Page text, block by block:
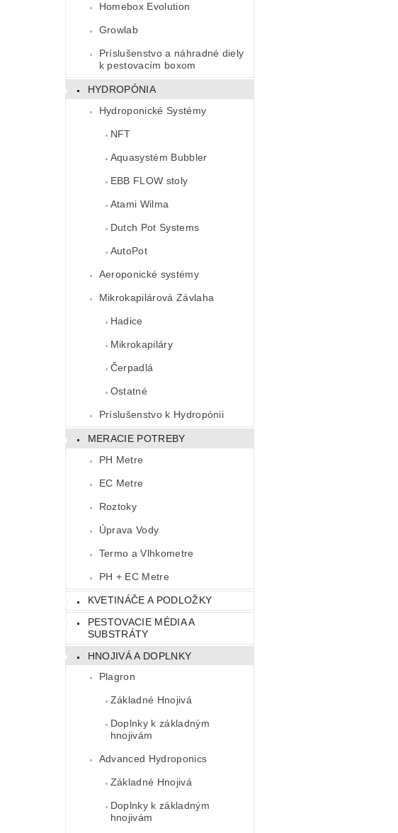
Homebox Evolution
Growlab
Príslušenstvo a náhradné diely
k pestovacím boxom
HYDROPÓNIA
Hydroponické Systémy
NFT
Aquasystém Bubbler
EBB FLOW stoly
Atami Wilma
Dutch Pot Systems
AutoPot
Aeroponické systémy
Mikrokapilárová Závlaha
Hadice
Mikrokapiláry
Čerpadlá
Ostatné
Príslušenstvo k Hydropónii
MERACIE POTREBY
PH Metre
EC Metre
Roztoky
Úprava Vody
Termo a Vlhkometre
PH + EC Metre
KVETINÁČE A PODLOŽKY
PESTOVACIE MÉDIA A
SUBSTRÁTY
HNOJIVÁ A DOPLNKY
Plagron
Základné Hnojivá
Doplnky k základným
hnojivám
Advanced Hydroponics
Základné Hnojivá
Doplnky k základným
hnojivám